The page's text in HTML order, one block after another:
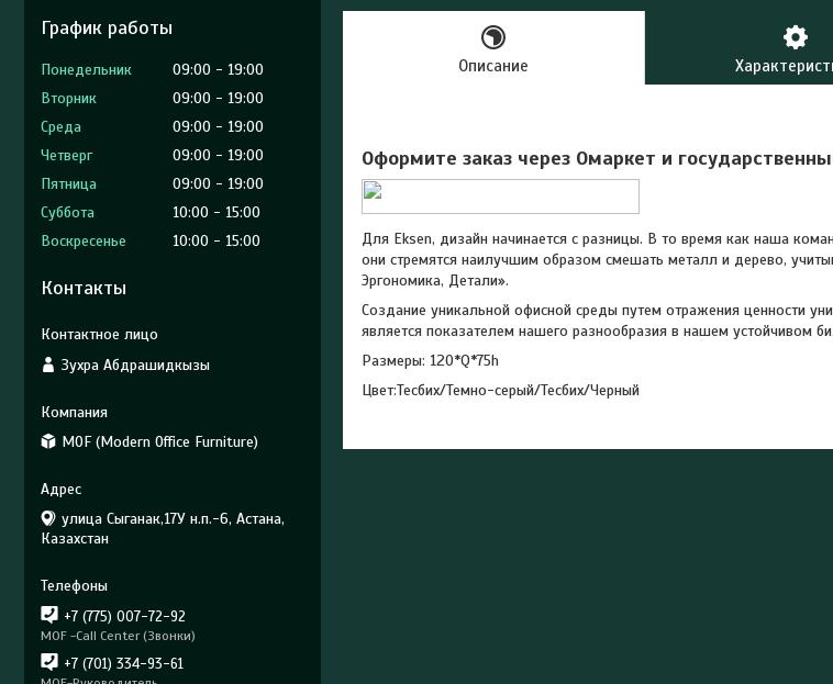
Описание
Оформите заказ через Омаркет и
Для Eksen, дизайн начинается с разницы. В то время как наша
они стремятся наилучшим образом смешать металл и дерево,
Эргономика, Детали».
Создание уникальной офисной среды путем отражения ценности
является показателем нашего разнообразия в нашем устойчивом
Размеры: 120*Q*75h
Цвет:Тесбих/Темно-серый/Тесбих/Черный
График работы
Понедельник 09:00
19:00
Вторник
09:00
19:00
Среда
09:00
19:00
Четверг
09:00
19:00
Пятница
09:00
19:00
Суббота
10:00
15:00
Воскресенье
10:00 15:00
Контакты
Зухра Абдрашидкызы
MOF (Modern Office Furniture)
улица Сыганак,17У н.п.-6, Астана,
Казахстан
+7 (775) 007-72-92
MOF -Call Center (Звонки)
+7 (701) 334-93-61